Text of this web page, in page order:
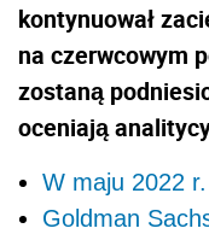
kontynuował
na czerwcowym
zostaną
oceniają
W maju 2022
Goldman